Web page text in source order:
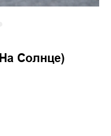
Солнце)